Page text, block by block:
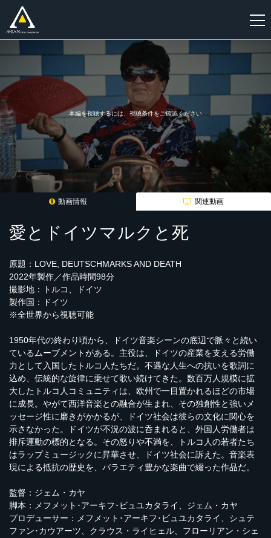
規
本編を視聴するには、視聴条件をご確認ください
動画情報 関連動画
愛とドイツマルクと死
原題：LOVE, DEUTSCHMARKS AND DEATH
2022年製作／作品時間98分
撮影地：トルコ、ドイツ
製作国：ドイツ
※全世界から視聴可能
1950年代の終わり頃から、ドイツ音楽シーンの底辺で脈々と続い
ているムーブメントがある。主役は、ドイツの産業を支える労働
力として入国したトルコ人たちだ。不遇な人生への抗いを歌詞に
込め、伝統的な旋律に乗せて歌い続けてきた。数百万人規模に拡
大したトルコ人コミュニティは、欧州で一目置かれるほどの市場
に成長。やがて西洋音楽との融合が生まれ、その独創性と強いメ
ッセージ性に磨きがかかるが、ドイツ社会は彼らの文化に関心を
示さなかった。ドイツが不況の波に呑まれると、外国人労働者は
排斥運動の標的となる。その怒りや不満を、トルコ人の若者たち
はラップミュージックに昇華させ、ドイツ社会に訴えた。音楽表
現による抵抗の歴史を、バラエティ豊かな楽曲で綴った作品だ。
監督：ジェム・カヤ
脚本：メフメット･アーキフ･ビュユカタライ、ジェム・カヤ
プロデューサー：メフメット･アーキフ･ビュユカタライ、シュテ
ファン･カウアーツ、クラウス・ライヒェル、フローリアン・シェ